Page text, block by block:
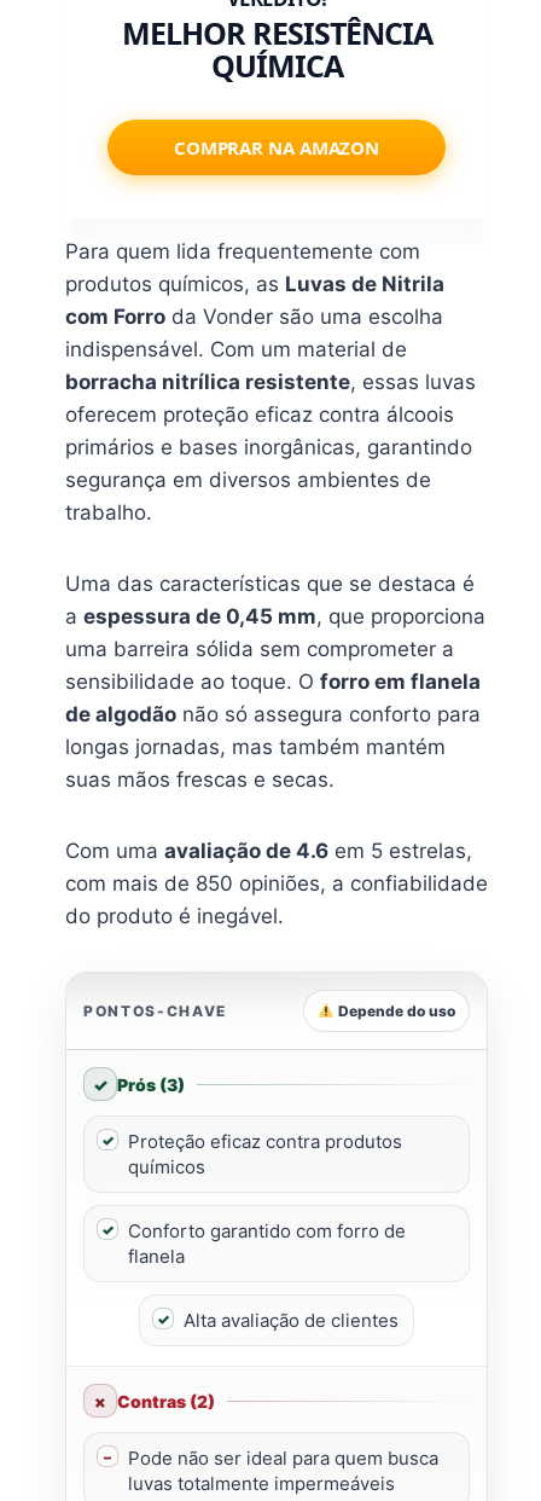
MELHOR RESISTÊNCIA
QUÍMICA
COMPRAR NA AMAZON
Para quem lida frequentemente com
produtos químicos, as Luvas de Nitrila
com Forro da Vonder são uma escolha
indispensável. Com um material de
borracha nitrílica resistente, essas luvas
oferecem proteção eficaz contra álcoois
primários e bases inorgânicas, garantindo
segurança em diversos ambientes de
trabalho.
Uma das características que se destaca é
a espessura de 0,45 mm, que proporciona
uma barreira sólida sem comprometer a
sensibilidade ao toque. O forro em flanela
de algodão não só assegura conforto para
longas jornadas, mas também mantém
suas mãos frescas e secas.
Com uma avaliação de 4.6 em 5 estrelas,
com mais de 850 opiniões, a confiabilidade
do produto é inegável.
PONTOS-CHAVE Depende do uso
Prós (3)
Proteção eficaz contra produtos
químicos
Conforto garantido com forro de
flanela
Alta avaliação de clientes
Contras (2)
Pode não ser ideal para quem busca
luvas totalmente impermeáveis